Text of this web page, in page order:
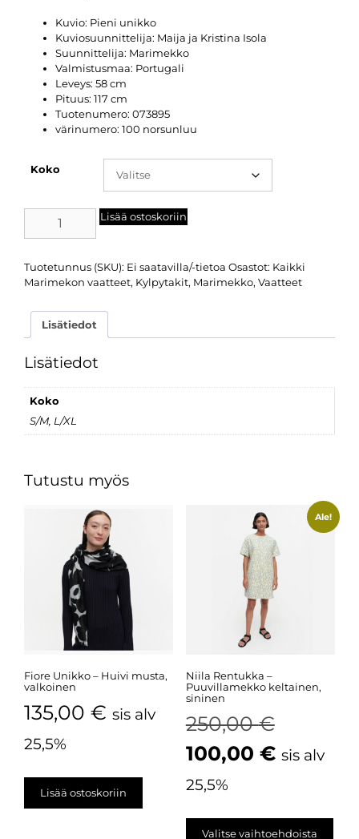
Kuvio: Pieni unikko
Kuviosuunnittelija: Maija ja Kristina Isola
Suunnittelija: Marimekko
Valmistusmaa: Portugali
Leveys: 58 cm
Pituus: 117 cm
Tuotenumero: 073895
värinumero: 100 norsunluu
Koko
Lisää ostoskoriin
Tuotetunnus (SKU): Ei saatavilla/-tietoa Osastot: Kaikki
Marimekon vaatteet, Kylpytakit, Marimekko, Vaatteet
Lisätiedot
Lisätiedot
Koko
S/M, L/XL
Tutustu myös
Fiore Unikko – Huivi musta,
valkoinen
135,00 € sis alv
25,5%
Lisää ostoskoriin
Ale!
Niila Rentukka –
Puuvillamekko keltainen,
sininen
250,00€
100,00 € sis alv
25,5%
Valitse vaihtoehdoista